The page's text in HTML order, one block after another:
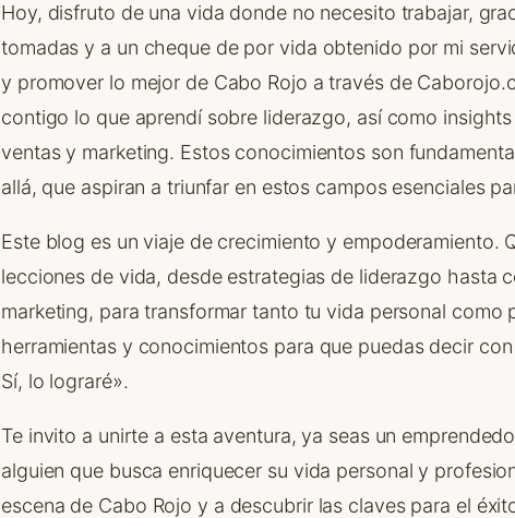
Hoy, disfruto de una vida donde no necesito trabajar,
tomadas y a un cheque de por vida obtenido por mi
y promover lo mejor de Cabo Rojo a través de
contigo lo que aprendí sobre liderazgo, así como
ventas y marketing. Estos conocimientos son
allá, que aspiran a triunfar en estos campos esenciales
Este blog es un viaje de crecimiento y empoderamiento.
lecciones de vida, desde estrategias de liderazgo hasta
marketing, para transformar tanto tu vida personal como
herramientas y conocimientos para que puedas decir
Sí, lo lograré».
Te invito a unirte a esta aventura, ya seas un
alguien que busca enriquecer su vida personal y
escena de Cabo Rojo y a descubrir las claves para el